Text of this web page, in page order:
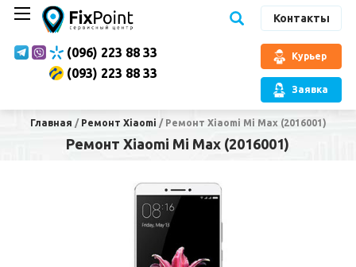
Контакты
(096) 223 88 33
(093) 223 88 33
Курьер
Заявка
Главная / Ремонт Xiaomi / Ремонт Xiaomi Mi Max (2016001)
Ремонт Xiaomi Mi Max (2016001)